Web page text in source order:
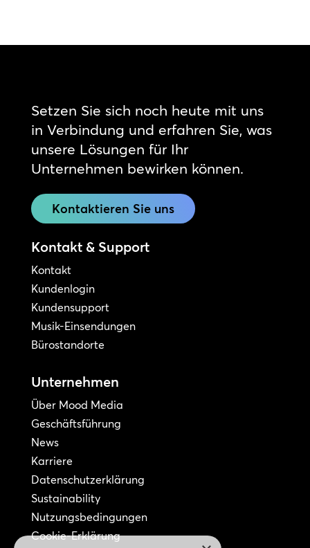
Setzen Sie sich noch heute mit uns
in Verbindung und erfahren Sie, was
unsere Lösungen für Ihr
Unternehmen bewirken können.
Kontaktieren Sie uns
Kontakt & Support
Kontakt
Kundenlogin
Kundensupport
Musik-Einsendungen
Bürostandorte
Unternehmen
Über Mood Media
Geschäftsführung
News
Karriere
Datenschutzerklärung
Sustainability
Nutzungsbedingungen
Cookie-Erklärung